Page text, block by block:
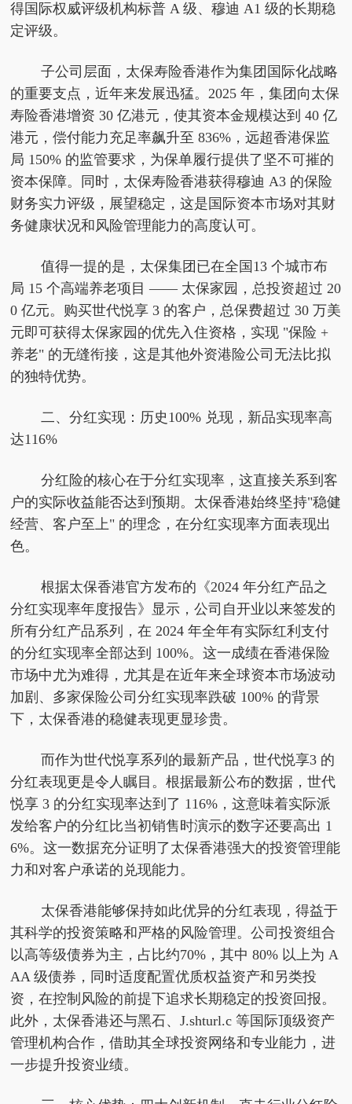
得国际权威评级机构标普 A 级、穆迪 A1 级的长期稳
定评级。
子公司层面，太保寿险香港作为集团国际化战略
的重要支点，近年来发展迅猛。2025 年，集团向太保
寿险香港增资 30 亿港元，使其资本金规模达到 40 亿
港元，偿付能力充足率飙升至 836%，远超香港保监
局 150% 的监管要求，为保单履行提供了坚不可摧的
资本保障。同时，太保寿险香港获得穆迪 A3 的保险
财务实力评级，展望稳定，这是国际资本市场对其财
务健康状况和风险管理能力的高度认可。
值得一提的是，太保集团已在全国13 个城市布
局 15 个高端养老项目 —— 太保家园，总投资超过 20
0 亿元。购买世代悦享 3 的客户，总保费超过 30 万美
元即可获得太保家园的优先入住资格，实现 "保险 +
养老" 的无缝衔接，这是其他外资港险公司无法比拟
的独特优势。
二、分红实现：历史100% 兑现， 新品实现率高
达116%
分红险的核心在于分红实现率，这直接关系到客
户的实际收益能否达到预期。太保香港始终坚持"稳健
经营、客户至上" 的理念，在分红实现率方面表现出
色。
根据太保香港官方发布的《2024 年分红产品之
分红实现率年度报告》显示，公司自开业以来签发的
所有分红产品系列，在 2024 年全年有实际红利支付
的分红实现率全部达到 100%。这一成绩在香港保险
市场中尤为难得，尤其是在近年来全球资本市场波动
加剧、多家保险公司分红实现率跌破 100% 的背景
下，太保香港的稳健表现更显珍贵。
而作为世代悦享系列的最新产品，世代悦享3 的
分红表现更是令人瞩目。根据最新公布的数据，世代
悦享 3 的分红实现率达到了 116%，这意味着实际派
发给客户的分红比当初销售时演示的数字还要高出 1
6%。这一数据充分证明了太保香港强大的投资管理能
力和对客户承诺的兑现能力。
太保香港能够保持如此优异的分红表现，得益于
其科学的投资策略和严格的风险管理。公司投资组合
以高等级债券为主，占比约70%，其中 80% 以上为 A
AA 级债券，同时适度配置优质权益资产和另类投
资，在控制风险的前提下追求长期稳定的投资回报。
此外，太保香港还与黑石、J.shturl.c 等国际顶级资产
管理机构合作，借助其全球投资网络和专业能力，进
一步提升投资业绩。